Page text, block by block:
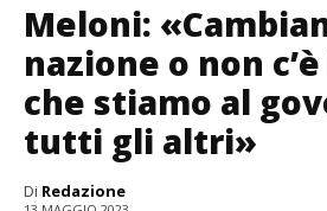
Meloni:
nazione o non
che stiamo al
tutti gli altri»
Di Redazione